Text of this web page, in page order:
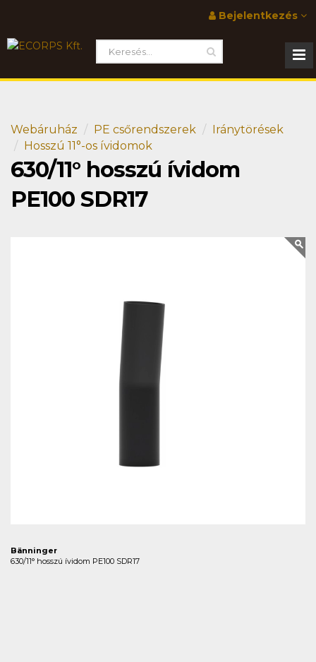
Bejelentkezés
Webáruház PE csőrendszerek
Iránytörések
Hosszú 11°-os ívidomok
630/11° hosszú ívidom
PE100 SDR17
Bänninger
630/11° hosszú ívidom PE100 SDR17